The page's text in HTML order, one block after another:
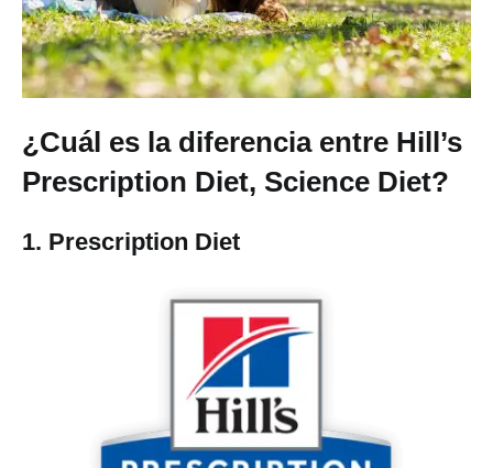
¿Cuál es la diferencia entre Hill’s
Prescription Diet, Science Diet?
1. Prescription Diet